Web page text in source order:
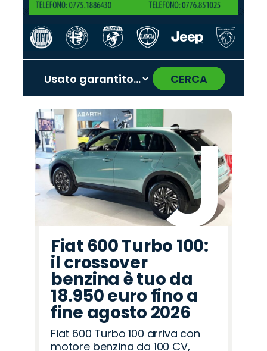
CERCA
Promo
Hyundai
Promo
Jeep
Promo
Lancia
Promo
Mazda
Promo
Cupra
Promo
Alfa
Romeo
Promo
Abarth
Promo
Land
Rover
Promo
Opel
Promo
Citroën
Promo
Peugeot
Promo
Seat
Promo
Fiat
Promo
Jaecoo
Promo
Omoda
‹ ›
Fiat 600 Turbo 100:
il crossover
benzina è tuo da
18.950 euro fino a
fine agosto 2026
Fiat 600 Turbo 100 arriva con
motore benzina da 100 CV,